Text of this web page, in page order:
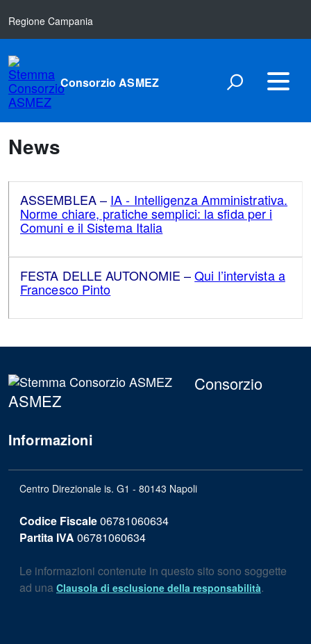
Regione Campania
Consorzio ASMEZ
News
ASSEMBLEA – IA - Intelligenza Amministrativa.
Norme chiare, pratiche semplici: la sfida per i
Comuni e il Sistema Italia
FESTA DELLE AUTONOMIE –Qui l’intervista a
Francesco Pinto
Consorzio
ASMEZ
Informazioni
Centro Direzionale is. G1 - 80143 Napoli
Codice Fiscale06781060634
Partita IVA 06781060634
Le informazioni contenute in questo sito sono soggette
ad una Clausola di esclusione della responsabilità.